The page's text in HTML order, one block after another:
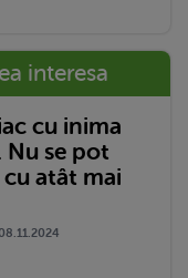
interesa
cu inima
Nu se pot
cu atât mai